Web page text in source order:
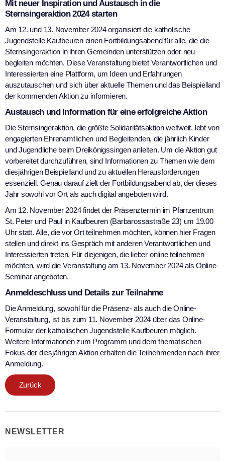
Mit neuer Inspiration und Austausch in die
Sternsingeraktion 2024 starten
Am 12. und 13. November 2024 organisiert die katholische
Jugendstelle Kaufbeuren einen Fortbildungsabend für alle, die die
Sternsingeraktion in ihren Gemeinden unterstützen oder neu
begleiten möchten. Diese Veranstaltung bietet Verantwortlichen und
Interessierten eine Plattform, um Ideen und Erfahrungen
auszutauschen und sich über aktuelle Themen und das Beispielland
der kommenden Aktion zu informieren.
Austausch und Information für eine erfolgreiche Aktion
Die Sternsingeraktion, die größte Solidaritätsaktion weltweit, lebt von
engagierten Ehrenamtlichen und Begleitenden, die jährlich Kinder
und Jugendliche beim Dreikönigssingen anleiten. Um die Aktion gut
vorbereitet durchzuführen, sind Informationen zu Themen wie dem
diesjährigen Beispielland und zu aktuellen Herausforderungen
essenziell. Genau darauf zielt der Fortbildungsabend ab, der dieses
Jahr sowohl vor Ort als auch digital angeboten wird.
Am 12. November 2024 findet der Präsenztermin im Pfarrzentrum
St. Peter und Paul in Kaufbeuren (Barbarossastraße 23) um 19.00
Uhr statt. Alle, die vor Ort teilnehmen möchten, können hier Fragen
stellen und direkt ins Gespräch mit anderen Verantwortlichen und
Interessierten treten. Für diejenigen, die lieber online teilnehmen
möchten, wird die Veranstaltung am 13. November 2024 als Online-
Seminar angeboten.
Anmeldeschluss und Details zur Teilnahme
Die Anmeldung, sowohl für die Präsenz- als auch die Online-
Veranstaltung, ist bis zum 11. November 2024 über das Online-
Formular der katholischen Jugendstelle Kaufbeuren möglich.
Weitere Informationen zum Programm und dem thematischen
Fokus der diesjährigen Aktion erhalten die Teilnehmenden nach ihrer
Anmeldung.
Zurück
NEWSLETTER